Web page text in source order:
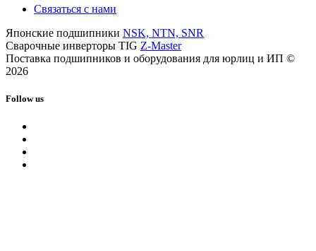
Связаться с нами
Японские подшипники NSK, NTN, SNR
Сварочные инверторы TIG Z-Master
Поставка подшипников и оборудования для юрлиц и ИП ©
2026
Follow us